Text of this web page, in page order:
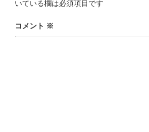
いている欄は必須項目です
コメント ※